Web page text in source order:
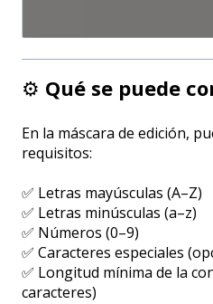
⚙️ Qué se puede
En la máscara de edición,
requisitos:
✅ Letras mayúsculas (A–Z)
✅ Letras minúsculas (a–z)
✅ Números (0–9)
✅ Caracteres especiales
✅ Longitud mínima de la
caracteres)